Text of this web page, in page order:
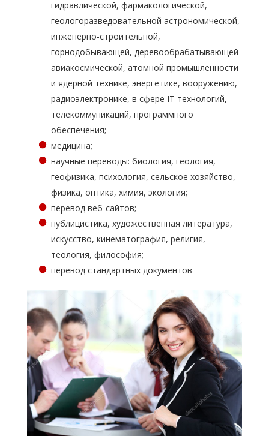
гидравлической, фармакологической,
геологоразведовательной астрономической,
инженерно-строительной,
горнодобывающей, деревообрабатывающей
авиакосмической, атомной промышленности
и ядерной технике, энергетике, вооружению,
радиоэлектронике, в сфере IT технологий,
телекоммуникаций, программного
обеспечения;
медицина;
научные переводы: биология, геология,
геофизика, психология, сельское хозяйство,
физика, оптика, химия, экология;
перевод веб-сайтов;
публицистика, художественная литература,
искусство, кинематография, религия,
теология, философия;
перевод стандартных документов